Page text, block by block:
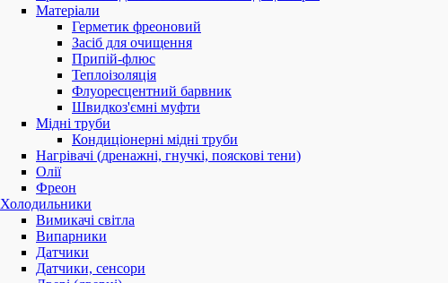
Матеріали
Герметик фреоновий
Засіб для очищення
Припій-флюс
Теплоізоляція
Флуоресцентний барвник
Швидкоз'ємні муфти
Мідні труби
Кондиціонерні мідні труби
Нагрівачі (дренажні, гнучкі, пояскові тени)
Олії
Фреон
Холодильники
Вимикачі світла
Випарники
Датчики
Датчики, сенсори